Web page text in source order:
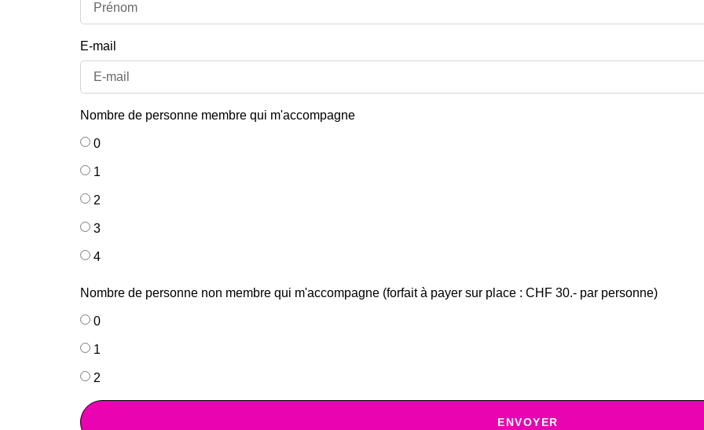
E-mail
Nombre de personne membre qui m'accompagne
0
1
2
3
4
Nombre de personne non membre qui m'accompagne (forfait à payer sur place : CHF 30.- par personne)
0
1
2
ENVOYER